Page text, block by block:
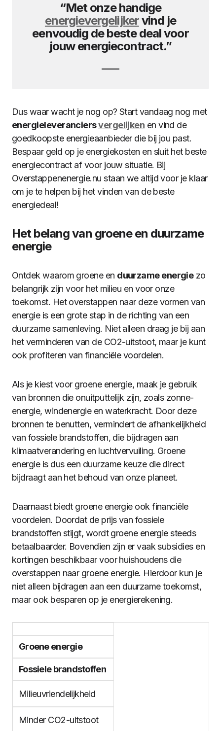
“Met onze handige
energievergelijkervind je
eenvoudig de beste deal voor
jouw energiecontract.”
Dus waar wacht je nog op? Start vandaag nog met
energieleveranciersvergelijken en vind de
goedkoopste energieaanbieder die bij jou past.
Bespaar geld op je energiekosten en sluit het beste
energiecontract af voor jouw situatie. Bij
Overstappenenergie.nu staan we altijd voor je klaar
om je te helpen bij het vinden van de beste
energiedeal!
Het belang van groene en duurzame
energie
Ontdek waarom groene en duurzame energiezo
belangrijk zijn voor het milieu en voor onze
toekomst. Het overstappen naar deze vormen van
energie is een grote stap in de richting van een
duurzame samenleving. Niet alleen draag je bij aan
het verminderen van de CO2-uitstoot, maar je kunt
ook profiteren van financiële voordelen.
Als je kiest voor groene energie, maak je gebruik
van bronnen die onuitputtelijk zijn, zoals zonne-
energie, windenergie en waterkracht. Door deze
bronnen te benutten, vermindert de afhankelijkheid
van fossiele brandstoffen, die bijdragen aan
klimaatverandering en luchtvervuiling. Groene
energie is dus een duurzame keuze die direct
bijdraagt aan het behoud van onze planeet.
Daarnaast biedt groene energie ook financiële
voordelen. Doordat de prijs van fossiele
brandstoffen stijgt, wordt groene energie steeds
betaalbaarder. Bovendien zijn er vaak subsidies en
kortingen beschikbaar voor huishoudens die
overstappen naar groene energie. Hierdoor kun je
niet alleen bijdragen aan een duurzame toekomst,
maar ook besparen op je energierekening.
Groene energie
Fossiele brandstoffen
Milieuvriendelijkheid
Minder CO2-uitstoot